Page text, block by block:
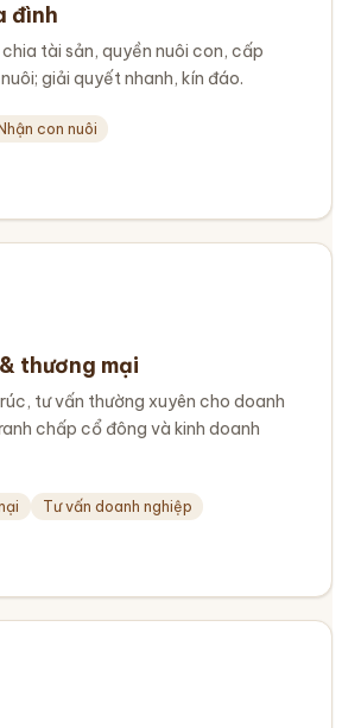
đình
tài sản, quyền nuôi con, cấp
giải quyết nhanh, kín đáo.
Nhận con nuôi
thương mại
tư vấn thường xuyên cho doanh
chấp cổ đông và kinh doanh
Tư vấn doanh nghiệp